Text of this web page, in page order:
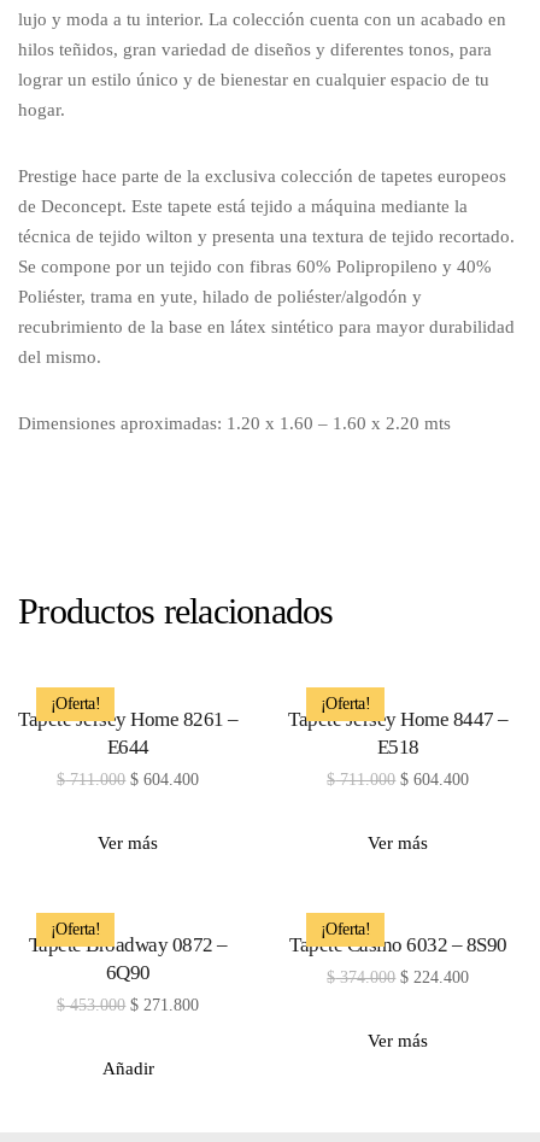
lujo y moda a tu interior. La colección cuenta con un acabado en
hilos teñidos, gran variedad de diseños y diferentes tonos, para
lograr un estilo único y de bienestar en cualquier espacio de tu
hogar.
Prestige hace parte de la exclusiva colección de tapetes europeos
de Deconcept. Este tapete está tejido a máquina mediante la
técnica de tejido wilton y presenta una textura de tejido recortado.
Se compone por un tejido con fibras 60% Polipropileno y 40%
Poliéster, trama en yute, hilado de poliéster/algodón y
recubrimiento de la base en látex sintético para mayor durabilidad
del mismo.
Dimensiones aproximadas: 1.20 x 1.60 – 1.60 x 2.20 mts
Productos relacionados
¡Oferta!
Tapete Jersey Home 8261 –
E644
$711.000 $ 604.400
Ver más
¡Oferta!
Tapete Jersey Home 8447 –
E518
$711.000 $ 604.400
Ver más
¡Oferta!
Tapete Broadway 0872 –
6Q90
$453.000 $ 271.800
Añadir
¡Oferta!
Tapete Casino 6032 – 8S90
$374.000 $ 224.400
Ver más